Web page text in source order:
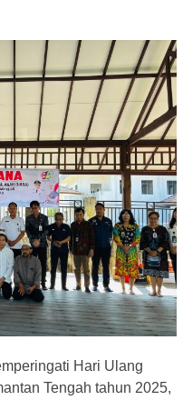
Hari Ulang
Tengah tahun 2025,